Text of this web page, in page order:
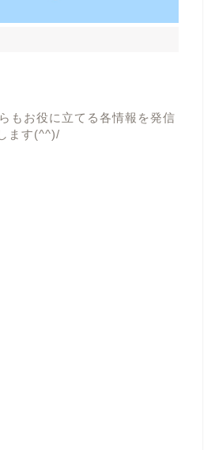
もお役に立てる各情報を発信
ます(^^)/